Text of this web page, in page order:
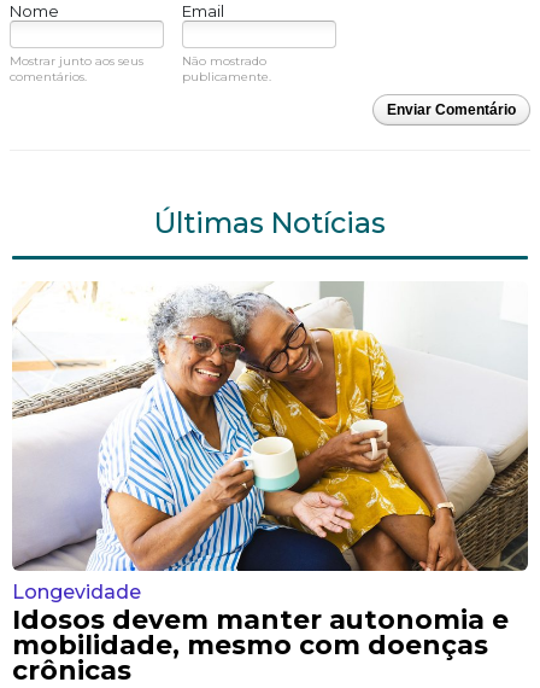
Nome
Email
Mostrar junto aos seus
comentários.
Não mostrado
publicamente.
Enviar Comentário
Últimas Notícias
Longevidade
Idosos devem manter autonomia e
mobilidade, mesmo com doenças
crônicas